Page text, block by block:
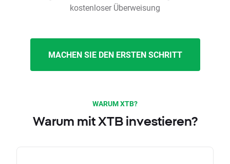
kostenloser Überweisung
MACHEN SIE DEN ERSTEN SCHRITT
WARUM XTB?
Warum mit XTB investieren?